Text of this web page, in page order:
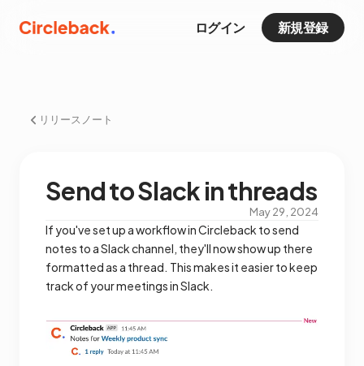
ログイン 新規登録
リリースノート
Send to Slack in threads
May 29, 2024
If you've set up a workflow in Circleback to send
notes to a Slack channel, they'll now show up there
formatted as a thread. This makes it easier to keep
track of your meetings in Slack.